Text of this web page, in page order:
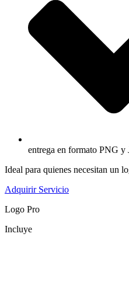
entrega en formato PNG y
Ideal para quienes necesitan un
Adquirir Servicio
Logo Pro
Incluye